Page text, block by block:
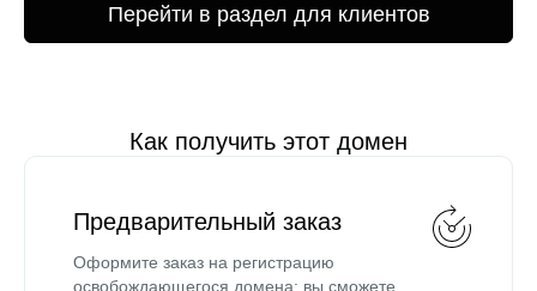
Перейти в раздел для клиентов
Как получить этот домен
Предварительный заказ
Оформите заказ на регистрацию
освобождающегося домена: вы сможете